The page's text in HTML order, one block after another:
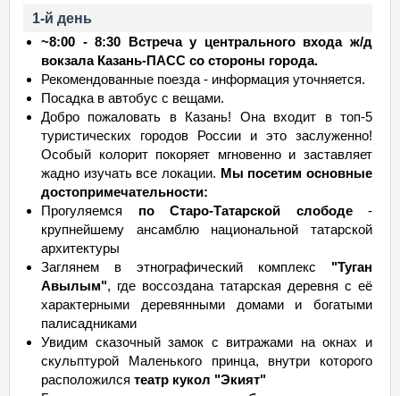
1-й день
~8:00 - 8:30 Встреча у центрального входа ж/д
вокзала Казань-ПАСС со стороны города.
Рекомендованные поезда - информация уточняется.
Посадка в автобус с вещами.
Добро пожаловать в Казань! Она входит в топ-5
туристических городов России и это заслуженно!
Особый колорит покоряет мгновенно и заставляет
жадно изучать все локации. Мы посетим основные
достопримечательности:
Прогуляемся по Старо-Татарской слободе-
крупнейшему ансамблю национальной татарской
архитектуры
Заглянем в этнографический комплекс "Туган
Авылым", где воссоздана татарская деревня с её
характерными деревянными домами и богатыми
палисадниками
Увидим сказочный замок с витражами на окнах и
скульптурой Маленького принца, внутри которого
расположился театр кукол "Экият"